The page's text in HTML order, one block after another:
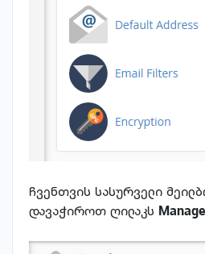
ჩვენთვის სასურველი
დავაჭიროთ ღილაკს Manage